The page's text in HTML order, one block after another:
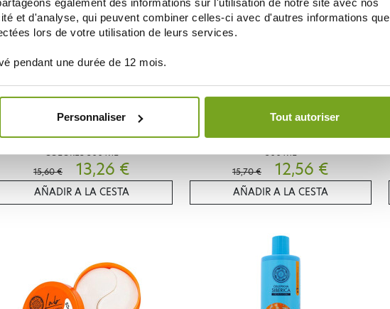
également des informations sur l'utilisation de notre site avec nos
et d'analyse, qui peuvent combiner celles-ci avec d'autres informations que
lors de votre utilisation de leurs services.
pendant une durée de 12 mois.
Personnaliser Tout autoriser
SUPER SIBERICA MASQUE CHEVEUX
COLORES 300 ML
15,60 €
13,26 €
AÑADIR A LA CESTA
SUPER SIBERICA MASQUE CHEVEUX GRAS
300 ML
15,70 €
12,56 €
AÑADIR A LA CESTA